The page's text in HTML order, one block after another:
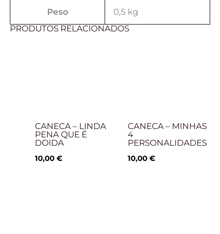
Peso
0,5 kg
PRODUTOS RELACIONADOS
CANECA – LINDA
PENA QUE É
DOIDA
10,00 €
CANECA – MINHAS
4
PERSONALIDADES
10,00 €